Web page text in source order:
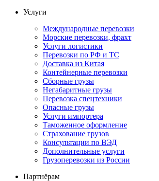
Услуги
Международные перевозки
Морские перевозки, фрахт
Услуги логистики
Перевозки по РФ и ТС
Доставка из Китая
Контейнерные перевозки
Сборные грузы
Негабаритные грузы
Перевозка спецтехники
Опасные грузы
Услуги импортера
Таможенное оформление
Страхование грузов
Консультации по ВЭД
Дополнительные услуги
Грузоперевозки из России
Партнёрам